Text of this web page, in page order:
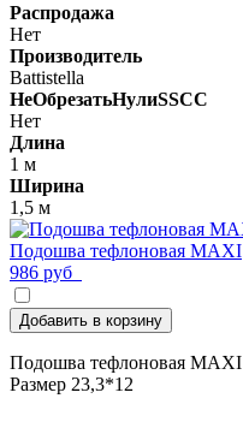
Распродажа
Нет
Производитель
Battistella
НеОбрезатьНулиSSCC
Нет
Длина
1 м
Ширина
1,5 м
Подошва тефлоновая MAXI
986 руб
Добавить в корзину
Подошва тефлоновая MAXI
Размер 23,3*12